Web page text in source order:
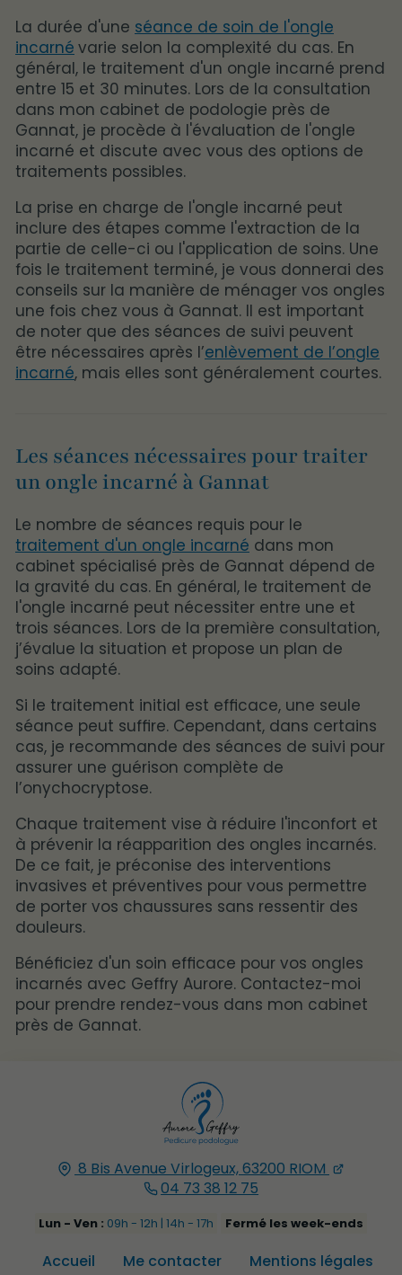
La durée d'une séance de soin de l'ongle
incarné varie selon la complexité du cas. En
général, le traitement d'un ongle incarné prend
entre 15 et 30 minutes. Lors de la consultation
dans mon cabinet de podologie près de
Gannat, je procède à l'évaluation de l'ongle
incarné et discute avec vous des options de
traitements possibles.
La prise en charge de l'ongle incarné peut
inclure des étapes comme l'extraction de la
partie de celle-ci ou l'application de soins. Une
fois le traitement terminé, je vous donnerai des
conseils sur la manière de ménager vos ongles
une fois chez vous à Gannat. Il est important
de noter que des séances de suivi peuvent
être nécessaires après l’enlèvement de l’ongle
incarné, mais elles sont généralement courtes.
Les séances nécessaires pour traiter
un ongle incarné à Gannat
Le nombre de séances requis pour le
traitement d'un ongle incarné dans mon
cabinet spécialisé près de Gannat dépend de
la gravité du cas. En général, le traitement de
l'ongle incarné peut nécessiter entre une et
trois séances. Lors de la première consultation,
j’évalue la situation et propose un plan de
soins adapté.
Si le traitement initial est efficace, une seule
séance peut suffire. Cependant, dans certains
cas, je recommande des séances de suivi pour
assurer une guérison complète de
l’onychocryptose.
Chaque traitement vise à réduire l'inconfort et
à prévenir la réapparition des ongles incarnés.
De ce fait, je préconise des interventions
invasives et préventives pour vous permettre
de porter vos chaussures sans ressentir des
douleurs.
Bénéficiez d'un soin efficace pour vos ongles
incarnés avec Geffry Aurore. Contactez-moi
pour prendre rendez-vous dans mon cabinet
près de Gannat.
8 Bis Avenue Virlogeux, 63200 RIOM
04 73 38 12 75
Lun - Ven : 09h - 12h | 14h - 17h Fermé les week-ends
Accueil Me contacter Mentions légales